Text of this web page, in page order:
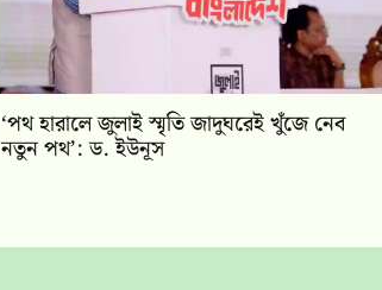
‘পথ হারালে জুলাই স্মৃতি জাদুঘরেই খুঁজে নেব
নতুন পথ’: ড. ইউনূস